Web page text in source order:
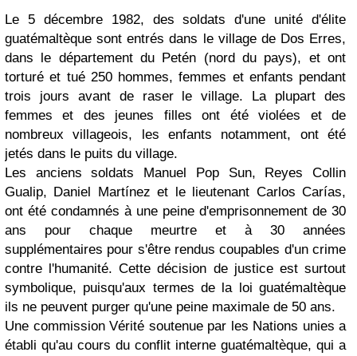
Le 5 décembre 1982, des soldats d'une unité d'élite
guatémaltèque sont entrés dans le village de Dos Erres,
dans le département du Petén (nord du pays), et ont
torturé et tué 250 hommes, femmes et enfants pendant
trois jours avant de raser le village. La plupart des
femmes et des jeunes filles ont été violées et de
nombreux villageois, les enfants notamment, ont été
jetés dans le puits du village.
Les anciens soldats Manuel Pop Sun, Reyes Collin
Gualip, Daniel Martínez et le lieutenant Carlos Carías,
ont été condamnés à une peine d'emprisonnement de 30
ans pour chaque meurtre et à 30 années
supplémentaires pour s'être rendus coupables d'un crime
contre l'humanité. Cette décision de justice est surtout
symbolique, puisqu'aux termes de la loi guatémaltèque
ils ne peuvent purger qu'une peine maximale de 50 ans.
Une commission Vérité soutenue par les Nations unies a
établi qu'au cours du conflit interne guatémaltèque, qui a